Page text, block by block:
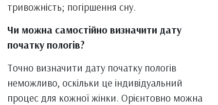
тривожність; погіршення сну.
Чи можна самостійно визначити дату
початку пологів?
Точно визначити дату початку пологів
неможливо, оскільки це індивідуальний
процес для кожної жінки. Орієнтовно можна